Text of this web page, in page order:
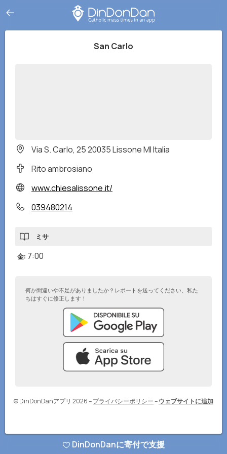
San Carlo
Via S. Carlo, 25 20035 Lissone MI Italia
Rito ambrosiano
www.chiesalissone.it/
039480214
ミサ
金: 7:00
何か間違いや不足がありましたか？レポートを送ってください、私た
ちはすぐに修正します！
© DinDonDanアプリ 2026–プライバシーポリシー–ウェブサイトに追加
DinDonDanに寄付で支援